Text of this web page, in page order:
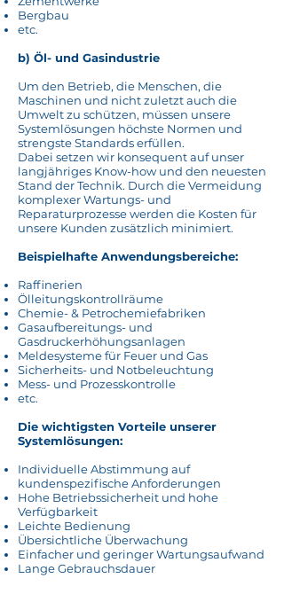
Bergbau
etc.
b) Öl- und Gasindustrie
Um den Betrieb, die Menschen, die
Maschinen und nicht zuletzt auch die
Umwelt zu schützen, müssen unsere
Systemlösungen höchste Normen und
strengste Standards erfüllen.
Dabei setzen wir konsequent auf unser
langjähriges Know-how und den neuesten
Stand der Technik. Durch die Vermeidung
komplexer Wartungs- und
Reparaturprozesse werden die Kosten für
unsere Kunden zusätzlich minimiert.
Beispielhafte Anwendungsbereiche:
Raffinerien
Ölleitungskontrollräume
Chemie- & Petrochemiefabriken
Gasaufbereitungs- und
Gasdruckerhöhungsanlagen
Meldesysteme für Feuer und Gas
Sicherheits- und Notbeleuchtung
Mess- und Prozesskontrolle
etc.
Die wichtigsten Vorteile unserer
Systemlösungen:
Individuelle Abstimmung auf
kundenspezifische Anforderungen
Hohe Betriebssicherheit und hohe
Verfügbarkeit
Leichte Bedienung
Übersichtliche Überwachung
Einfacher und geringer Wartungsaufwand
Lange Gebrauchsdauer